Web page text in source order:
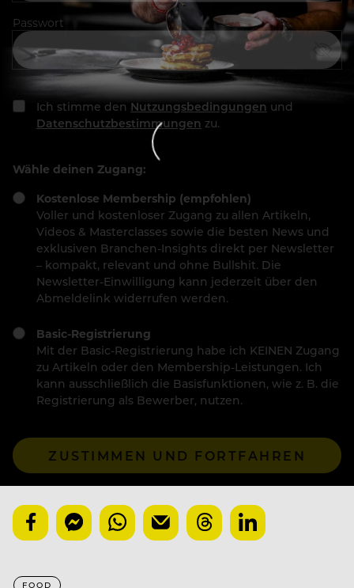
Passwort
Ich stimme den Nutzungsbedingungen und
Datenschutzbestimmungen zu.
Wähle deinen Zugang:
Kostenlose Membership (empfohlen)
Voller und kostenloser Zugang zu allen Artikeln,
Videos & Masterclasses sowie die besten News und
exklusiven Branchen-Insights direkt per Newsletter
– kompakt, relevant und ohne Bullshit. Die
Newsletter-Einwilligung kann jederzeit über den
Abmeldelink widerrufen werden.
Basic-Registrierung
Mit der Basic-Registrierung habe ich KEINEN Zugang
zu Artikeln oder den Membership-Leistungen. Ich
kann ausschließlich die Basisfunktionen, wie z. B. die
Registrierung als Bewerber, nutzen.
ZUSTIMMEN UND FORTFAHREN
FOOD